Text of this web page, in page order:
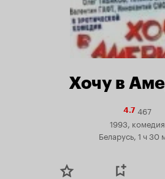
Хочу в
4.7Рейтинг
4.7
467
1993, комедия
Беларусь, 1 ч 30